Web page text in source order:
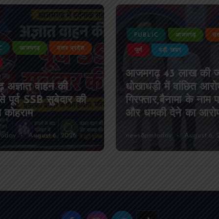
PUBLIC आजमगढ़
जुर्म बड़ी खबर
आजमगढ़ 43 लाख की जमीन
धोखाधड़ी में वांछित आरोपी
गिरफ्तार,बैनामा के नाम पर ठगी
और धमकी देने का आरोप
news8pmtoday August 6, 2026
PUBLIC
जीवन शैली
पीएमएस
का चुनाव
पाण्डेय बने
कुमार सचिव